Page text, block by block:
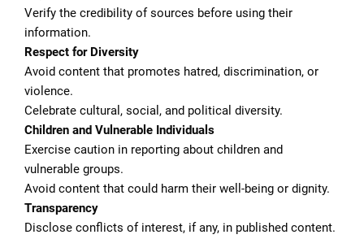
Verify the credibility of sources before using their
information.
Respect for Diversity
Avoid content that promotes hatred, discrimination, or
violence.
Celebrate cultural, social, and political diversity.
Children and Vulnerable Individuals
Exercise caution in reporting about children and
vulnerable groups.
Avoid content that could harm their well-being or dignity.
Transparency
Disclose conflicts of interest, if any, in published content.